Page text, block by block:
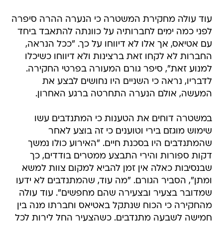
עוד עולה מחקירת המשטרה כי הנערה ההרה סיפרה
לפני כמה ימים לחברותיה על כוונתה להתאבד ביחד
עם אטיאס, אך אלו לא דיווחו על כך. "ככל הנראה,
החברות לא לקחו זאת ברצינות ולא דיווחו כשיכלו
למנוע זאת", סיפר גורם המעורה בפרטי החקירה.
לדבריו, נראה כי השניים היו נחושים לבצע את
המעשה, אולם הנערה התחרטה ברגע האחרון.
במשטרה דוחים את הטענות כי המתנדבים עשו
שימוש מוגזם בירי וטוענים כי זה בוצע לאחר
שהמתנדבים היו בסכנת חיים. "האירוע כולו נמשך
דקות ספורות והירי התבצע ממטרים בודדים, כך
שבנסיבות כאלה אין זמן להביא למקום צוות למשא
ומתן", הסביר הגורם. "מה עוד, שהמתנדבים לא ידעו
שמדובר בצעיר ובצעירה שהם מחפשים". עוד עולה
מהחקירה כי הכוח שנתקל באטיאס וחברתו מנה בין
חמישה לשבעה מתנדבים. כשהצעיר החל לירות לכל